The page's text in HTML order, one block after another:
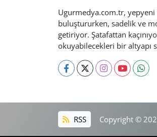
Ugurmedya.com.tr, yepyeni
buluştururken, sadelik ve
getiriyor. Şatafattan
okuyabilecekleri bir altyapı
RSS Copyright ©